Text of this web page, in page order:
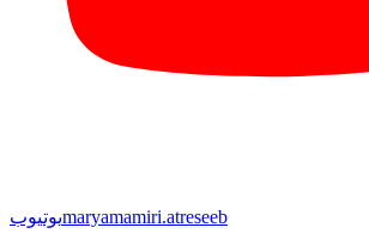
یوتیوبmaryamamiri.atreseeb